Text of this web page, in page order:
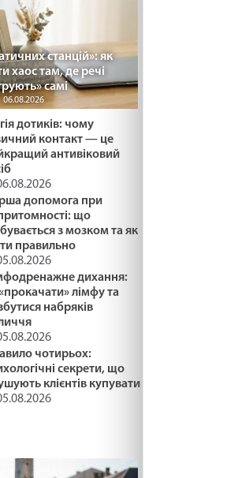
станцій»: як
хаос там, де речі
самі
06.08.2026
дотиків: чому
контакт — це
антивіковий
допомога при
що
з мозком та як
правильно
дихання:
лімфу та
набряків
чотирьох:
секрети, що
клієнтів купувати